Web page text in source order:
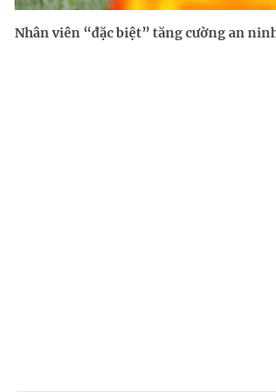
Nhân viên “đặc biệt” tăng cường an